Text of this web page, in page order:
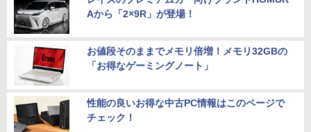
Aから「2×9R」が登場！
お値段そのままでメモリ倍増！メモリ32GBの
「お得なゲーミングノート」
性能の良いお得な中古PC情報はこのページで
チェック！